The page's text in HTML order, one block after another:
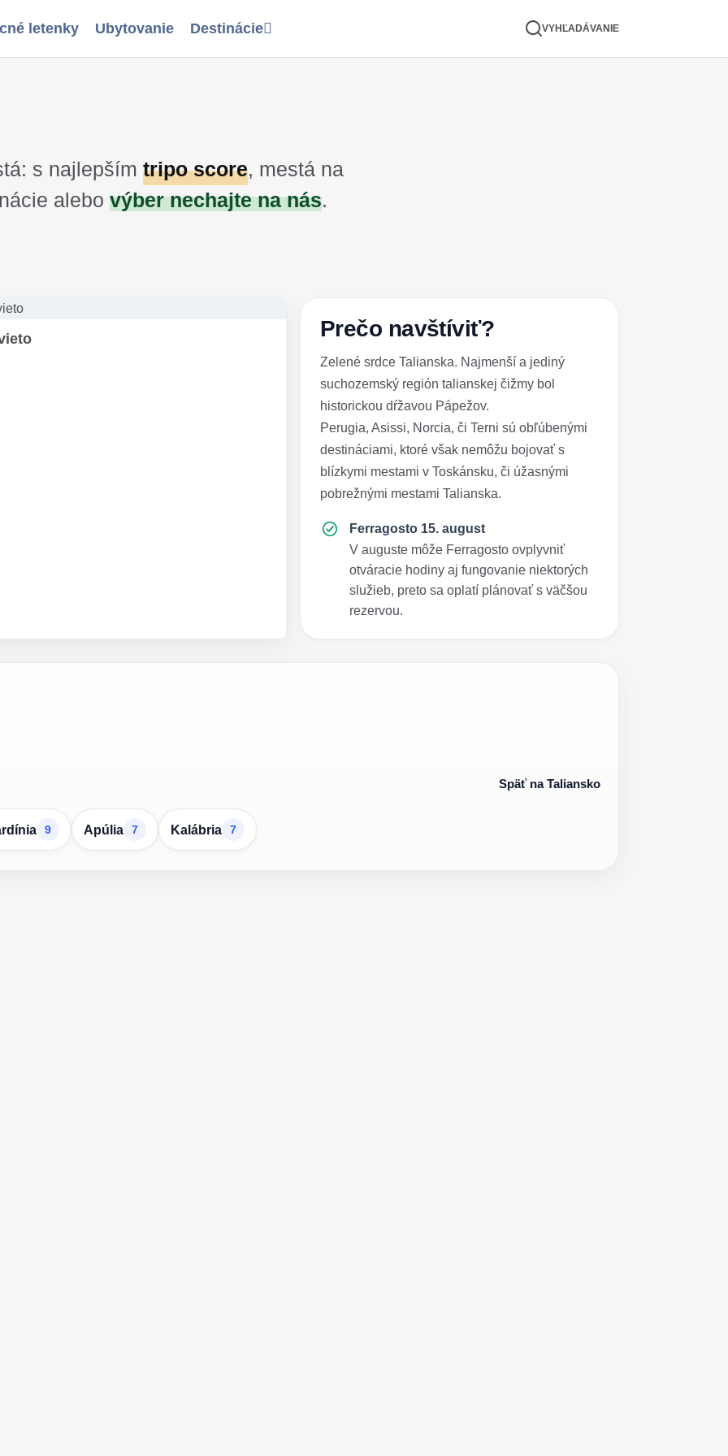
letenky Ubytovanie Destinácie VYHĽADÁVANIE
s najlepším tripo score, mestá na
alebo výber nechajte na nás.
Prečo navštíviť?
Zelené srdce Talianska. Najmenší a jediný
suchozemský región talianskej čižmy bol
historickou dŕžavou Pápežov.
Perugia, Asissi, Norcia, či Terni sú obľúbenými
destináciami, ktoré však nemôžu bojovať s
blízkymi mestami v Toskánsku, či úžasnými
pobrežnými mestami Talianska.
Ferragosto 15. august
V auguste môže Ferragosto ovplyvniť
otváracie hodiny aj fungovanie niektorých
služieb, preto sa oplatí plánovať s väčšou
rezervou.
Späť na Taliansko
9 Apúlia 7 Kalábria 7